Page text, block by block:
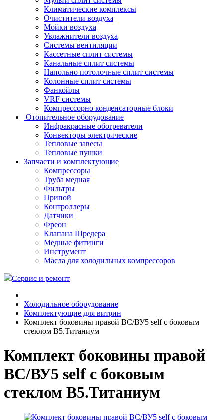
Климатические комплексы
Очистители воздуха
Мойки воздуха
Увлажнители воздуха
Системы вентиляции
Кассетные сплит системы
Канальные сплит системы
Напольно потолочные сплит системы
Колонные сплит системы
Фанкойлы
VRF системы
Компрессорно конденсаторные блоки
Отопительное оборудование
Инфракрасные обогреватели
Конвекторы электрические
Тепловые завесы
Тепловые пушки
Запчасти и комплектующие
Компрессоры
Труба медная
Фильтры
Припой
Контроллеры
Датчики
Фреон
Клапана Шредера
Медные фитинги
Инструмент
Масла для холодильных компрессоров
Сервис и ремонт
Холодильное оборудование
Комплектующие для витрин
Комплект боковины правой ВС/ВУ5 self с боковым
стеклом В5.Титаниум
Комплект боковины правой
ВС/ВУ5 self с боковым
стеклом В5.Титаниум